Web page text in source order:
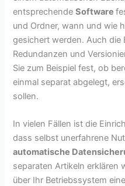
entsprechendeSoftware
und Ordner, wann und wie
gesichert werden. Auch die
Redundanzen und
Sie zum Beispiel fest, ob
einmal separat abgelegt,
sollen.
In vielen Fällen ist die
dass selbst unerfahrene
automatische
separaten Artikeln erklären
über Ihr Betriebssystem